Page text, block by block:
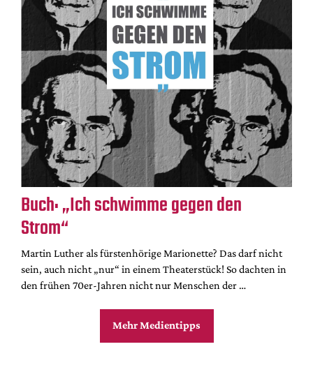
Buch: „Ich schwimme gegen den
Strom“
Martin Luther als fürstenhörige Marionette? Das darf nicht
sein, auch nicht „nur“ in einem Theaterstück! So dachten in
den frühen 70er-Jahren nicht nur Menschen der …
Mehr Medientipps